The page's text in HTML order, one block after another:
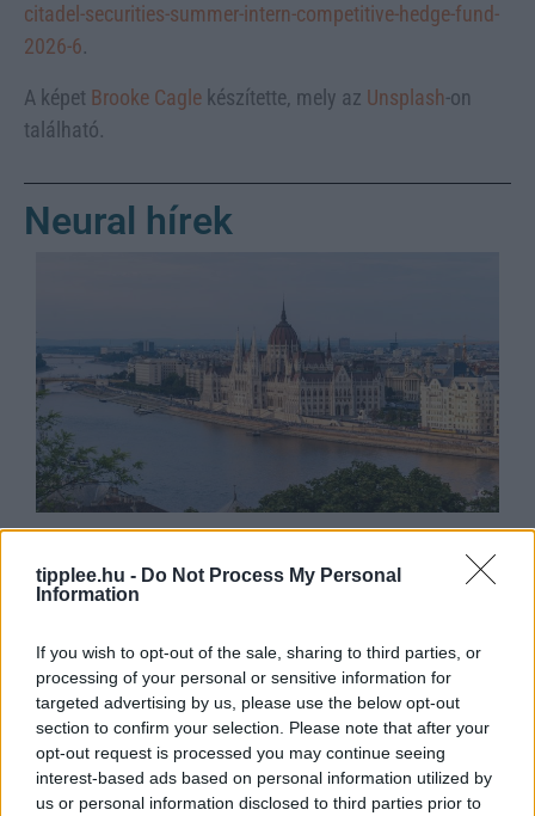
tipplee.hu - Do Not Process My Personal
Information
If you wish to opt-out of the sale, sharing to third parties, or
processing of your personal or sensitive information for
targeted advertising by us, please use the below opt-out
section to confirm your selection. Please note that after your
opt-out request is processed you may continue seeing
interest-based ads based on personal information utilized by
us or personal information disclosed to third parties prior to
citadel-securities-summer-intern-competitive-hedge-fund-
2026-6.
A képet Brooke Cagle készítette, mely az Unsplash-on
található.
Neural hírek
Fordulat Magyarországon
hivatali idejét – ez fordulópontot jelent a magyar
demokrácia történetében. A döntés a Tisza Párt
Rooby
augusztus 6, 2026